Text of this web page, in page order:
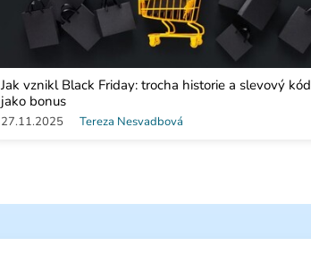
Jak vznikl Black Friday: trocha historie a slevový kód
jako bonus
27.11.2025 Tereza Nesvadbová